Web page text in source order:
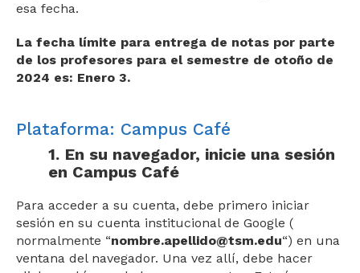
esa fecha.
La fecha límite para entrega de notas por parte
de los profesores para el semestre de otoño de
2024 es: Enero 3.
Plataforma: Campus Café
1. En su navegador, inicie una sesión
en Campus Café
Para acceder a su cuenta, debe primero iniciar
sesión en su cuenta institucionalde Google (
normalmente “nombre.apellido@tsm.edu“) en una
ventana del navegador. Una vez allí, debe hacer